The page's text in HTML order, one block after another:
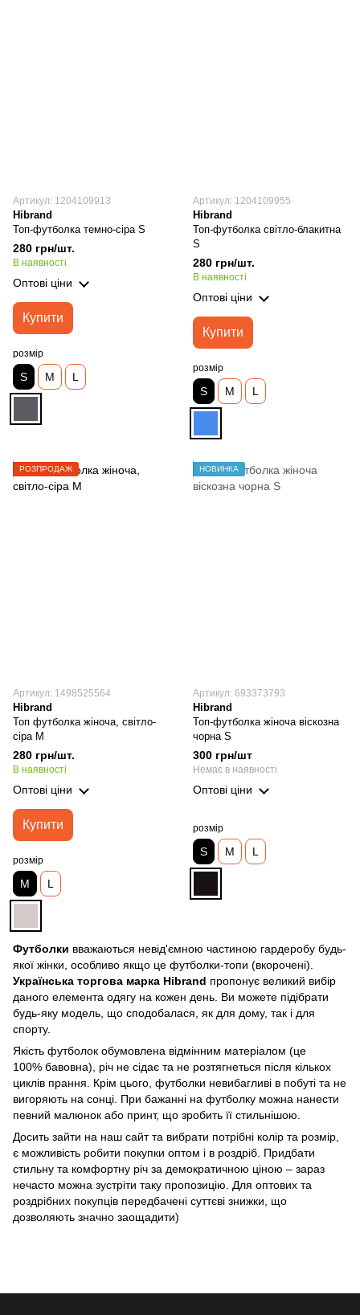
Футболки вважаються невід'ємною частиною гардеробу будь-
якої жінки, особливо якщо це футболки-топи (вкорочені).
Українська торгова марка Hibrand пропонує великий вибір
даного елемента одягу на кожен день. Ви можете підібрати
будь-яку модель, що сподобалася, як для дому, так і для
спорту.
Якість футболок обумовлена відмінним матеріалом (це
100% бавовна), річ не сідає та не розтягнеться після кількох
циклів прання. Крім цього, футболки невибагливі в побуті та не
вигоряють на сонці. При бажанні на футболку можна нанести
певний малюнок або принт, що зробить її стильнішою.
Досить зайти на наш сайт та вибрати потрібні колір та розмір,
є можливість робити покупки оптом і в роздріб. Придбати
стильну та комфортну річ за демократичною ціною – зараз
нечасто можна зустріти таку пропозицію. Для оптових та
роздрібних покупців передбачені суттєві знижки, що
дозволяють значно заощадити)
Артикул: 1204109913
Hibrand
Топ-футболка темно-сіра S
280 грн/шт.
В наявності
Оптові ціни
Купити
розмір
S M L
Артикул: 1204109955
Hibrand
Топ-футболка світло-блакитна
S
280 грн/шт.
В наявності
Оптові ціни
Купити
розмір
S M L
РОЗПРОДАЖ
Артикул: 1498525564
Hibrand
Топ футболка жіноча, світло-
сіра М
280 грн/шт.
В наявності
Оптові ціни
Купити
розмір
M L
НОВИНКА
Артикул: 693373793
Hibrand
Топ-футболка жіноча віскозна
чорна S
300 грн/шт
Немає в наявності
Оптові ціни
розмір
S M L